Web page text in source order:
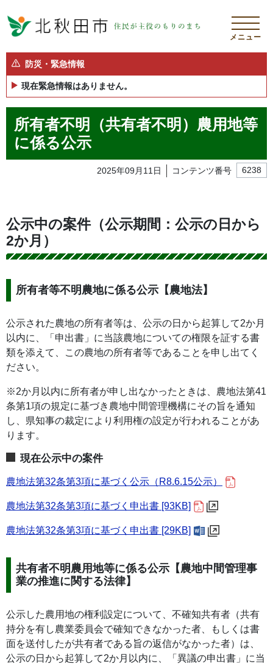
メニュー
防災・緊急情報
現在緊急情報はありません。
所有者不明（共有者不明）農用地等
に係る公示
2025年09月11日 コンテンツ番号 6238
公示中の案件（公示期間：公示の日から
2か月）
所有者等不明農地に係る公示【農地法】
公示された農地の所有者等は、公示の日から起算して2か月
以内に、「申出書」に当該農地についての権限を証する書
類を添えて、この農地の所有者等であることを申し出てく
ださい。
※2か月以内に所有者が申し出なかったときは、農地法第41
条第1項の規定に基づき農地中間管理機構にその旨を通知
し、県知事の裁定により利用権の設定が行われることがあ
ります。
現在公示中の案件
農地法第32条第3項に基づく公示（R8.6.15公示）
農地法第32条第3項に基づく申出書 [93KB]
農地法第32条第3項に基づく申出書 [29KB]
共有者不明農用地等に係る公示【農地中間管理事
業の推進に関する法律】
公示した農用地の権利設定について、不確知共有者（共有
持分を有し農業委員会で確知できなかった者、もしくは書
面を送付したが共有者である旨の返信がなかった者）は、
公示の日から起算して2か月以内に、「異議の申出書」に当